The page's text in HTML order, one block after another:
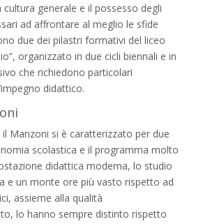
cultura generale e il possesso degli
ad affrontare al meglio le sfide
due dei pilastri formativi del liceo
organizzato in due cicli biennali e in
che richiedono particolari
didattico.
Manzoni si è caratterizzato per due
scolastica e il programma molto
didattica moderna, lo studio
e un monte ore più vasto rispetto ad
assieme alla qualità
lo hanno sempre distinto rispetto